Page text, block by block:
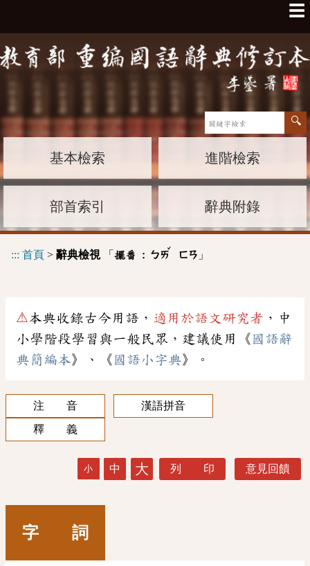
☰
基本檢索 進階檢索
部首索引 辭典附錄
::: 首頁 > 辭典檢視「 擺番 : ㄅㄞ
ˇ
ㄈㄢ 」
⚠本典收錄古今用語， 適用於語文研究者 ，中
小學階段學習與一般民眾，建議使用《 國語辭
典簡編本》、《 國語小字典》。
注 音
漢語拼音
釋 義
小 中 大 列 印 意見回饋
字 詞